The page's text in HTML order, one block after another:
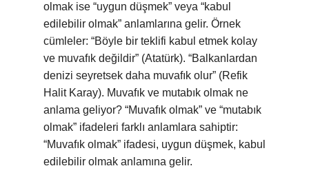
olmak ise “uygun düşmek” veya “kabul
edilebilir olmak” anlamlarına gelir. Örnek
cümleler: “Böyle bir teklifi kabul etmek kolay
ve muvafık değildir” (Atatürk). “Balkanlardan
denizi seyretsek daha muvafık olur” (Refik
Halit Karay). Muvafık ve mutabık olmak ne
anlama geliyor? “Muvafık olmak” ve “mutabık
olmak” ifadeleri farklı anlamlara sahiptir:
“Muvafık olmak” ifadesi, uygun düşmek, kabul
edilebilir olmak anlamına gelir.